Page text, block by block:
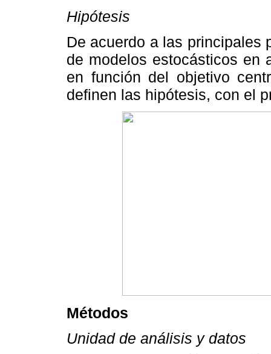
Hipótesis
De acuerdo a las principales
de modelos estocásticos en
en función del objetivo
definen las hipótesis, con el
Métodos
Unidad de análisis y datos